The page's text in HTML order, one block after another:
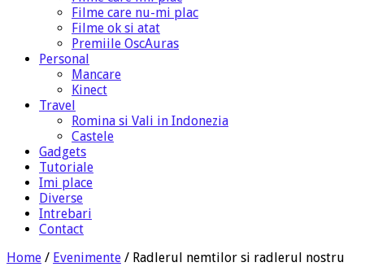
Filme care nu-mi plac
Filme ok si atat
Premiile OscAuras
Personal
Mancare
Kinect
Travel
Romina si Vali in Indonezia
Castele
Gadgets
Tutoriale
Imi place
Diverse
Intrebari
Contact
Home / Evenimente / Radlerul nemtilor si radlerul nostru